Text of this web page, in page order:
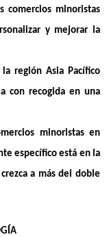
comercios minoristas
y mejorar la
región Asia Pacífico
con recogida en una
minoristas en
específico está en la
a más del doble